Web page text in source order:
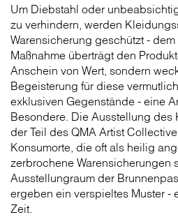
Um Diebstahl oder
zu verhindern, werden
Warensicherung geschützt -
Maßnahme überträgt den
Anschein von Wert, sondern
Begeisterung für diese
exklusiven Gegenstände - eine
Besondere. Die Ausstellung des
der Teil des QMA Artist
Konsumorte, die oft als heilig
zer­brochene Warensicherungen
Ausstellungraum der
ergeben ein verspieltes Muster -
Zeit.